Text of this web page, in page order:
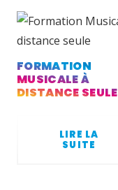
FORMATION
MUSICALE À
DISTANCE SEULE
LIRE LA
SUITE